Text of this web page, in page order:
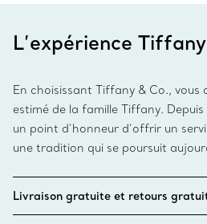
L’expérience Tiffany
En choisissant Tiffany & Co., vous
estimé de la famille Tiffany.
un point d’honneur d’offrir un
une tradition qui se poursuit
Livraison gratuite et retours